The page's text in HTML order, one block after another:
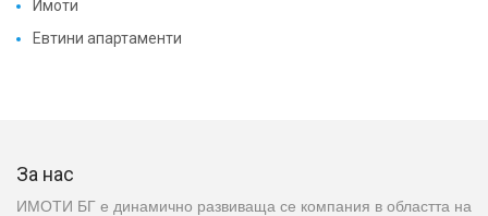
Имоти
Евтини апартаменти
За нас
ИМОТИ БГ е динамично развиваща се компания в областта на